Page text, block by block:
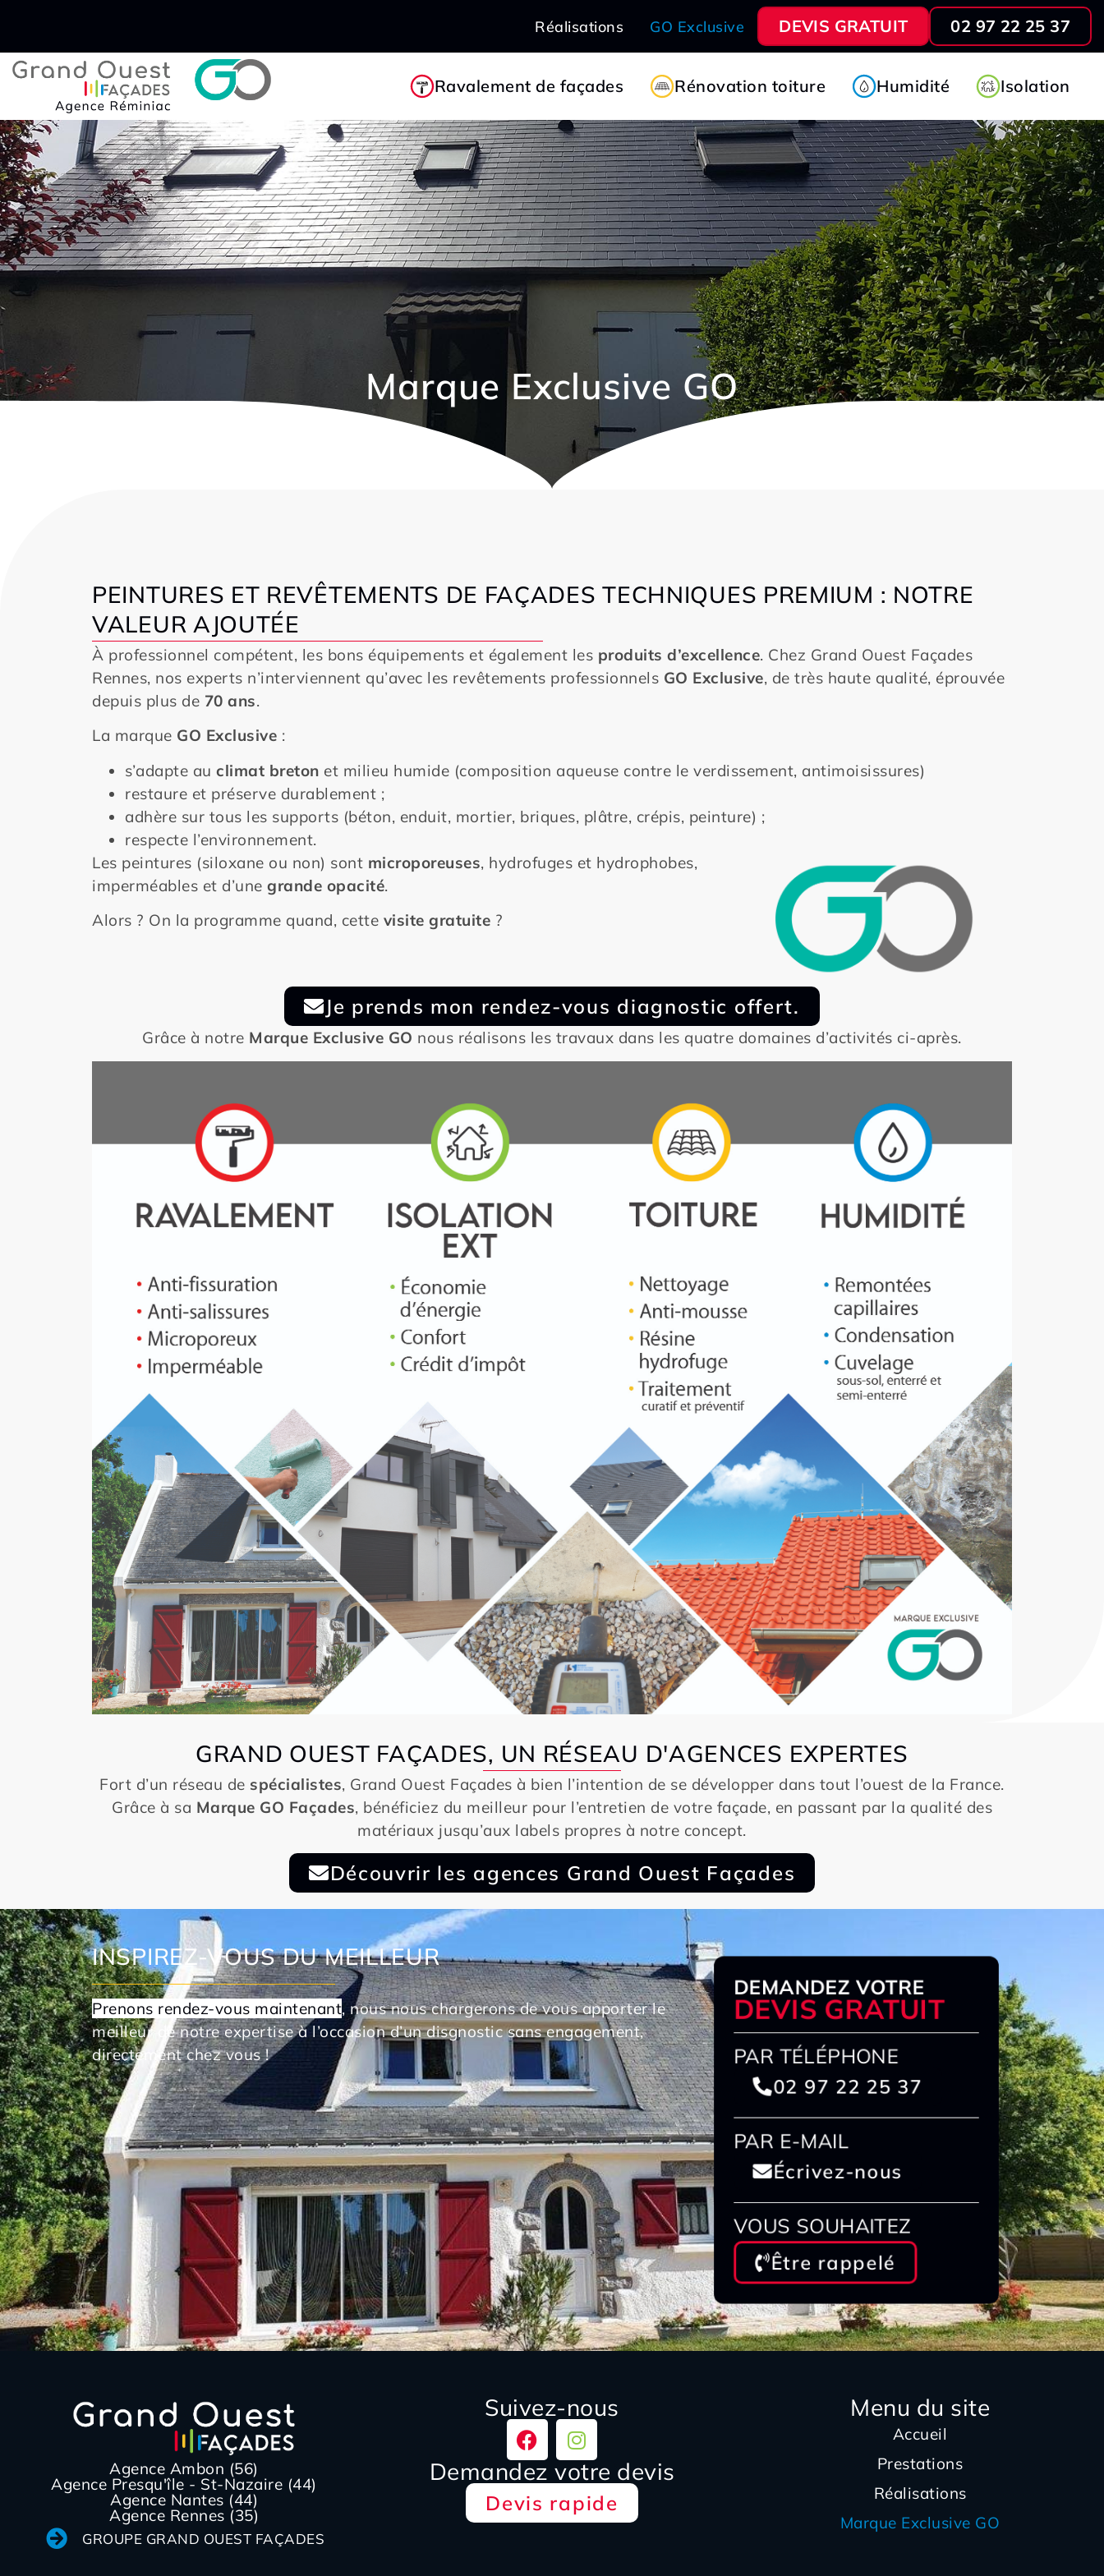
Réalisations GO Exclusive DEVIS GRATUIT 02 97 22 25 37
Ravalement de façades Rénovation toiture Humidité Isolation
Marque Exclusive GO
PEINTURES ET REVÊTEMENTS DE FAÇADES TECHNIQUES PREMIUM : NOTRE
VALEUR AJOUTÉE
À professionnel compétent, les bons équipements et également les produits d’excellence. Chez Grand Ouest Façades
Rennes, nos experts n’interviennent qu’avec les revêtements professionnels GO Exclusive, de très haute qualité, éprouvée
depuis plus de 70 ans.
La marque GO Exclusive :
s’adapte au climat breton et milieu humide (composition aqueuse contre le verdissement, antimoisissures)
restaure et préserve durablement ;
adhère sur tous les supports (béton, enduit, mortier, briques, plâtre, crépis, peinture) ;
respecte l’environnement.
Les peintures (siloxane ou non) sont microporeuses, hydrofuges et hydrophobes,
imperméables et d’une grande opacité.
Alors ? On la programme quand, cette visite gratuite ?
Je prends mon rendez-vous diagnostic offert.
Grâce à notre Marque Exclusive GO nous réalisons les travaux dans les quatre domaines d’activités ci-après.
GRAND OUEST FAÇADES, UN RÉSEAU D'AGENCES EXPERTES
Fort d’un réseau de spécialistes, Grand Ouest Façades à bien l’intention de se développer dans tout l’ouest de la France.
Grâce à sa Marque GO Façades, bénéficiez du meilleur pour l’entretien de votre façade, en passant par la qualité des
matériaux jusqu’aux labels propres à notre concept.
Découvrir les agences Grand Ouest Façades
INSPIREZ-VOUS DU MEILLEUR
Prenons rendez-vous maintenant, nous nous chargerons de vous apporter le
meilleur de notre expertise à l’occasion d’un disgnostic sans engagement,
directement chez vous !
DEMANDEZ VOTRE
DEVIS GRATUIT
PAR TÉLÉPHONE
02 97 22 25 37
PAR E-MAIL
Écrivez-nous
VOUS SOUHAITEZ
Être rappelé
Agence Ambon (56)
Agence Presqu'île - St-Nazaire (44)
Agence Nantes (44)
Agence Rennes (35)
GROUPE GRAND OUEST FAÇADES
Suivez-nous
Demandez votre devis
Devis rapide
Menu du site
Accueil
Prestations
Réalisations
Marque Exclusive GO